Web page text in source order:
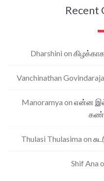
Recent
Dharshini on
Vanchinathan
Manoramya on என்ன
Thulasi Thulasima on
Shif Ana